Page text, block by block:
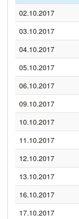
02.10.2017
03.10.2017
04.10.2017
05.10.2017
06.10.2017
09.10.2017
10.10.2017
11.10.2017
12.10.2017
13.10.2017
16.10.2017
17.10.2017